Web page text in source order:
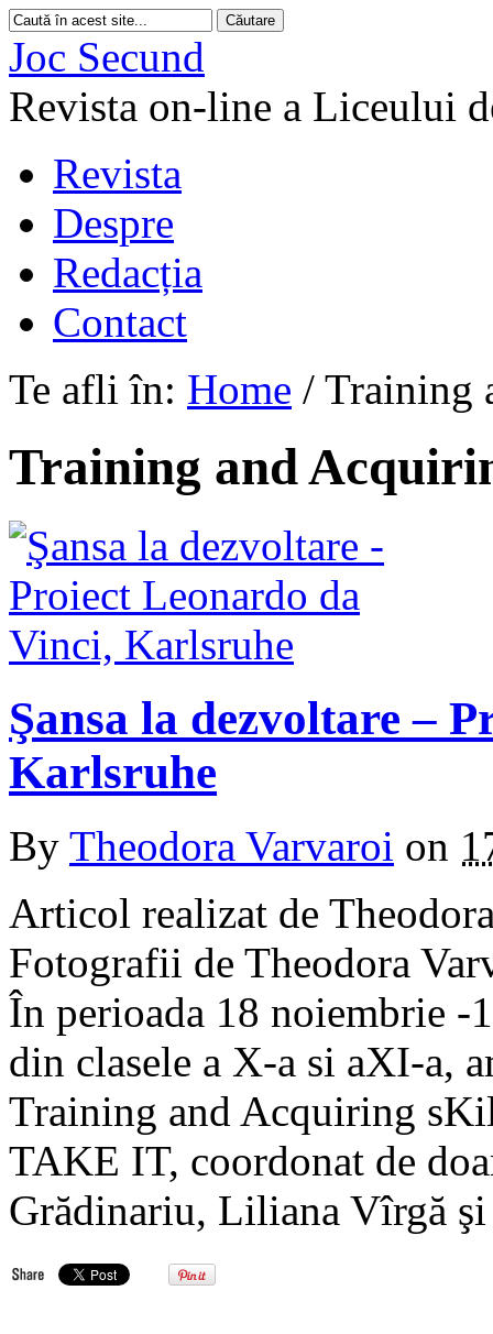
Joc Secund
Revista on-line a Liceului
Revista
Despre
Redacția
Contact
Te afli în: Home / Training
Training and
Şansa la dezvoltare –
Karlsruhe
By Theodora Varvaroi on
Articol realizat de
Fotografii de Theodora
În perioada 18 noiembrie -
din clasele a X-a si aXI-a,
Training and Acquiring
TAKE IT, coordonat de
Grădinariu, Liliana Vîrgă